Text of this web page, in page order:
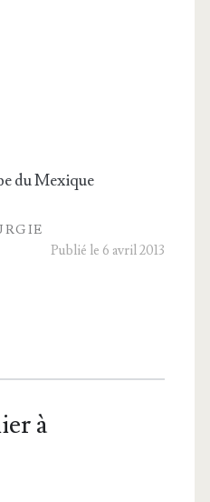
du Mexique
Publié le 6 avril 2013
à